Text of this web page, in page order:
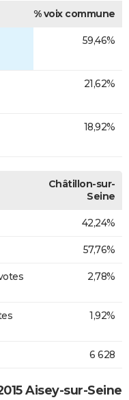
% voix commune
59,46%
21,62%
18,92%
Châtillon-sur-
Seine
42,24%
57,76%
2,78%
1,92%
6 628
Aisey-sur-Seine